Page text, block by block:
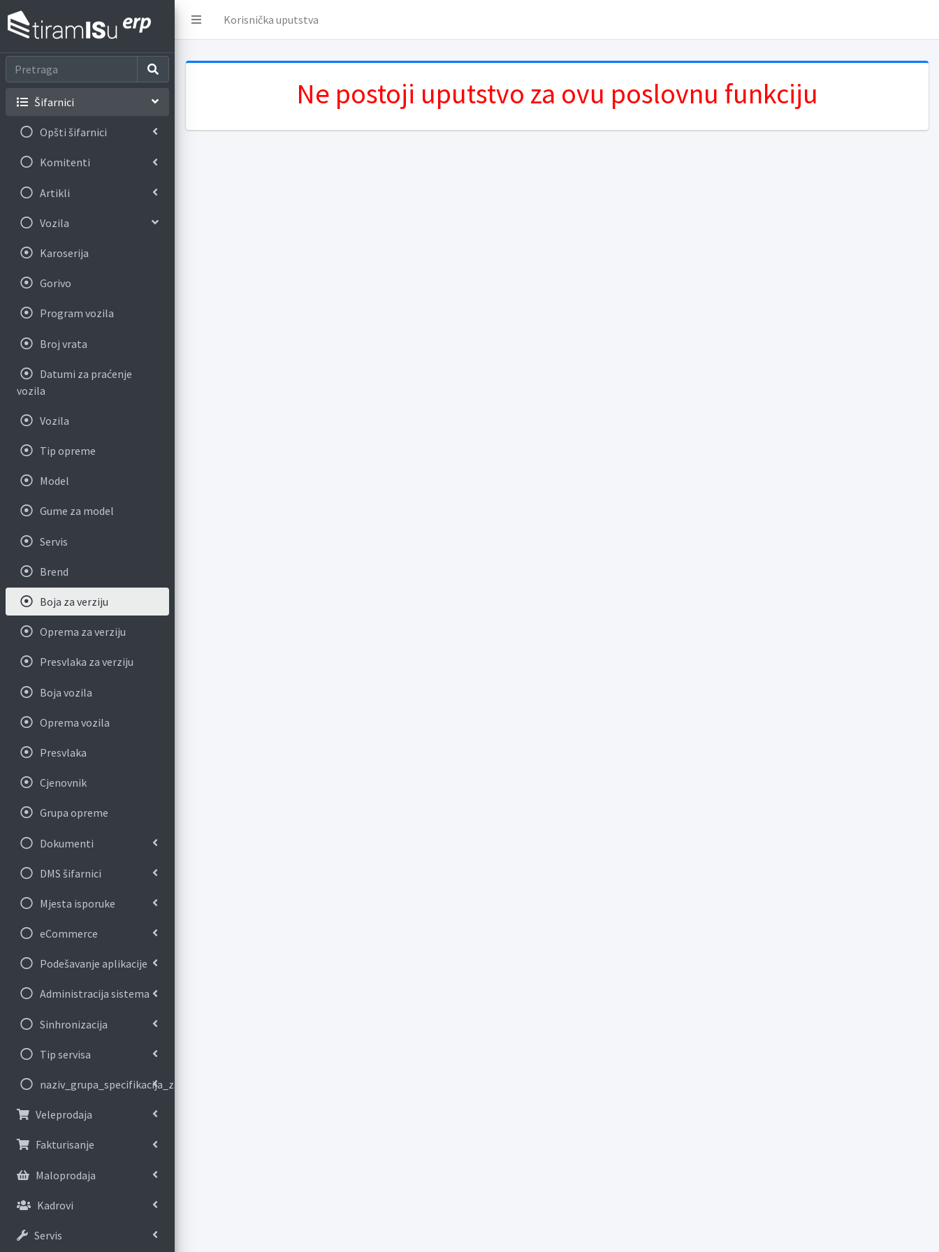
Korisnička uputstva
Šifarnici
Opšti šifarnici
Komitenti
Artikli
Vozila
Karoserija
Gorivo
Program vozila
Broj vrata
Datumi za praćenje
vozila
Vozila
Tip opreme
Model
Gume za model
Servis
Brend
Boja za verziju
Oprema za verziju
Presvlaka za verziju
Boja vozila
Oprema vozila
Presvlaka
Cjenovnik
Grupa opreme
Dokumenti
DMS šifarnici
Mjesta isporuke
eCommerce
Podešavanje aplikacije
Administracija sistema
Sinhronizacija
Tip servisa
naziv_grupa_specifikacija_za_banku
Veleprodaja
Fakturisanje
Maloprodaja
Kadrovi
Servis
Ne postoji uputstvo za ovu poslovnu funkciju